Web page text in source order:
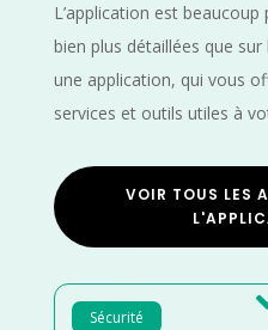
L’application est
bien plus détaillées que
une application, qui vous
services et outils utiles à
VOIR TOUS LES
Sécurité